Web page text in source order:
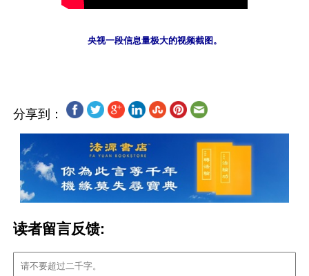
央视一段信息量极大的视频截图。
分享到：
读者留言反馈: